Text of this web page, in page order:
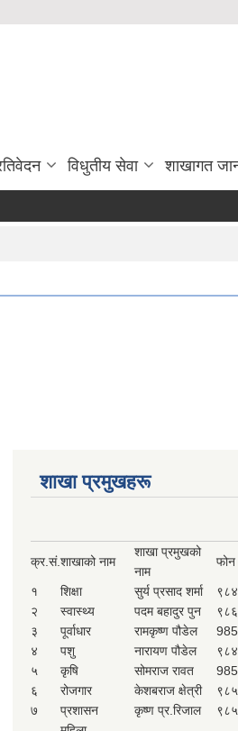
विधुतीय सेवा शाखागत
शाखा प्रमुखहरू
क्र.सं.शाखाको नाम
शाखा प्रमुखको
नाम
१ शिक्षा सुर्य प्रसाद शर्मा
२
स्वास्थ्य पदम बहादुर पुन
३
पूर्वाधार रामकृष्ण पौडेल
४
पशु नारायण पौडेल
५
कृषि सोमराज रावत
६
रोजगार केशबराज क्षेत्री
७
प्रशासन कृष्ण प्र.रिजाल